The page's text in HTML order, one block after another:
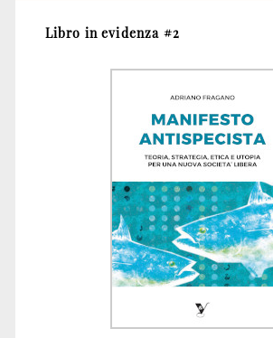
Libro in evidenza #2